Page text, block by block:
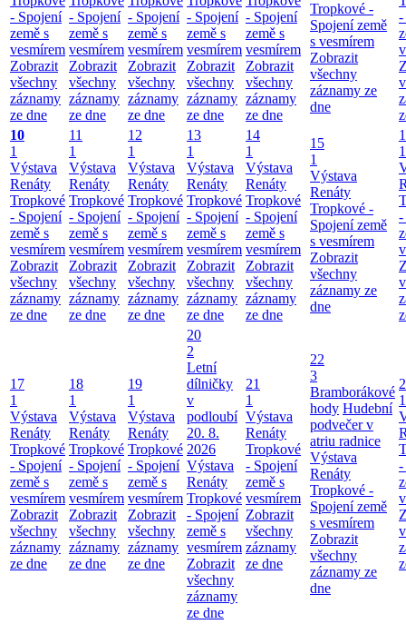
- Spojení
země s
vesmírem
Zobrazit
všechny
záznamy
ze dne
- Spojení
země s
vesmírem
Zobrazit
všechny
záznamy
ze dne
- Spojení
země s
vesmírem
Zobrazit
všechny
záznamy
ze dne
- Spojení
země s
vesmírem
Zobrazit
všechny
záznamy
ze dne
- Spojení
země s
vesmírem
Zobrazit
všechny
záznamy
ze dne
Tropkové -
Spojení země
s vesmírem
Zobrazit
všechny
záznamy ze
dne
-
10
1
Výstava
Renáty
Tropkové
- Spojení
země s
vesmírem
Zobrazit
všechny
záznamy
ze dne
11
1
Výstava
Renáty
Tropkové
- Spojení
země s
vesmírem
Zobrazit
všechny
záznamy
ze dne
12
1
Výstava
Renáty
Tropkové
- Spojení
země s
vesmírem
Zobrazit
všechny
záznamy
ze dne
13
1
Výstava
Renáty
Tropkové
- Spojení
země s
vesmírem
Zobrazit
všechny
záznamy
ze dne
14
1
Výstava
Renáty
Tropkové
- Spojení
země s
vesmírem
Zobrazit
všechny
záznamy
ze dne
15
1
Výstava
Renáty
Tropkové -
Spojení země
s vesmírem
Zobrazit
všechny
záznamy ze
dne
1
-
17
1
Výstava
Renáty
Tropkové
- Spojení
země s
vesmírem
Zobrazit
všechny
záznamy
ze dne
18
1
Výstava
Renáty
Tropkové
- Spojení
země s
vesmírem
Zobrazit
všechny
záznamy
ze dne
19
1
Výstava
Renáty
Tropkové
- Spojení
země s
vesmírem
Zobrazit
všechny
záznamy
ze dne
20
2
Letní
dílničky
v
podloubí
20. 8.
2026
Výstava
Renáty
Tropkové
- Spojení
země s
vesmírem
Zobrazit
všechny
záznamy
ze dne
21
1
Výstava
Renáty
Tropkové
- Spojení
země s
vesmírem
Zobrazit
všechny
záznamy
ze dne
22
3
Bramborákové
hody Hudební
podvečer v
atriu radnice
Výstava
Renáty
Tropkové -
Spojení země
s vesmírem
Zobrazit
všechny
záznamy ze
dne
1
-